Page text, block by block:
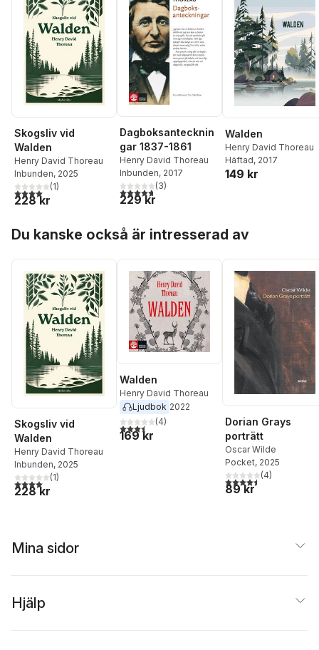
Skogsliv vid
Walden
Henry David Thoreau
Inbunden, 2025
4,0utav 5 stjärnor. Totalt antal röster:
(1)
228 kr
Dagboksantecknin
gar 1837-1861
Henry David Thoreau
Inbunden, 2017
4,7utav 5 stjärnor. Totalt antal röster:
(3)
229 kr
Walden
Henry David Thoreau
Häftad, 2017
149 kr
Du kanske också är intresserad av
Skogsliv vid
Walden
Henry David Thoreau
Inbunden, 2025
4,0utav 5 stjärnor. Totalt antal röster:
(1)
228 kr
Walden
Henry David Thoreau
Ljudbok 2022
3,5utav 5 stjärnor. Totalt antal röster:
(4)
169 kr
Dorian Grays
porträtt
Oscar Wilde
Pocket, 2025
4,5utav 5 stjärnor.
(4)
89 kr
Mina sidor
Hjälp